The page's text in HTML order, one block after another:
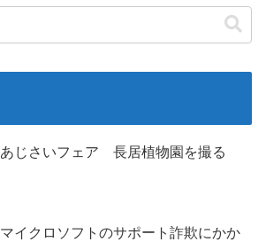
あじさいフェア 長居植物園を撮る
マイクロソフトのサポート詐欺にかか